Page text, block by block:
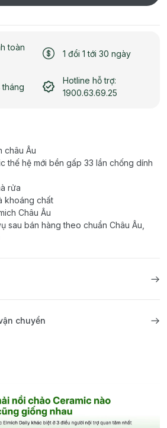
toàn
1 đổi 1 tới 30 ngày
tháng
Hotline hỗ trợ:
1900.63.69.25
châu Âu
thế hệ mới bền gấp 33 lần chống dính
rửa
khoáng chất
Châu Âu
sau bán hàng theo chuẩn Châu Âu,
chuyển